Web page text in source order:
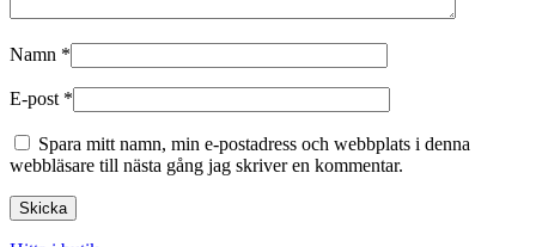
Namn *
E-post *
Spara mitt namn, min e-postadress och webbplats i denna
webbläsare till nästa gång jag skriver en kommentar.